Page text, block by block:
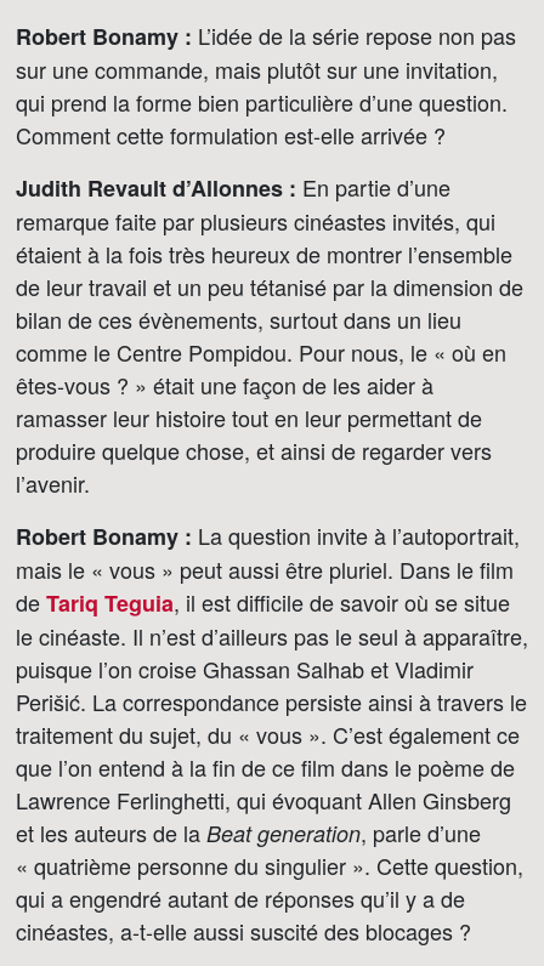
Robert Bonamy : L’idée de la série repose non pas
sur une commande, mais plutôt sur une invitation,
qui prend la forme bien particulière d’une question.
Comment cette formulation est-elle arrivée ?
Judith Revault d’Allonnes : En partie d’une
remarque faite par plusieurs cinéastes invités, qui
étaient à la fois très heureux de montrer l’ensemble
de leur travail et un peu tétanisé par la dimension de
bilan de ces évènements, surtout dans un lieu
comme le Centre Pompidou. Pour nous, le « où en
êtes-vous ? » était une façon de les aider à
ramasser leur histoire tout en leur permettant de
produire quelque chose, et ainsi de regarder vers
l’avenir.
Robert Bonamy : La question invite à l’autoportrait,
mais le « vous » peut aussi être pluriel. Dans le film
deTariq Teguia, il est difficile de savoir où se situe
le cinéaste. Il n’est d’ailleurs pas le seul à apparaître,
puisque l’on croise Ghassan Salhab et Vladimir
Perišić. La correspondance persiste ainsi à travers le
traitement du sujet, du « vous ». C’est également ce
que l’on entend à la fin de ce film dans le poème de
Lawrence Ferlinghetti, qui évoquant Allen Ginsberg
et les auteurs de la Beat generation, parle d’une
« quatrième personne du singulier ». Cette question,
qui a engendré autant de réponses qu’il y a de
cinéastes, a-t-elle aussi suscité des blocages ?